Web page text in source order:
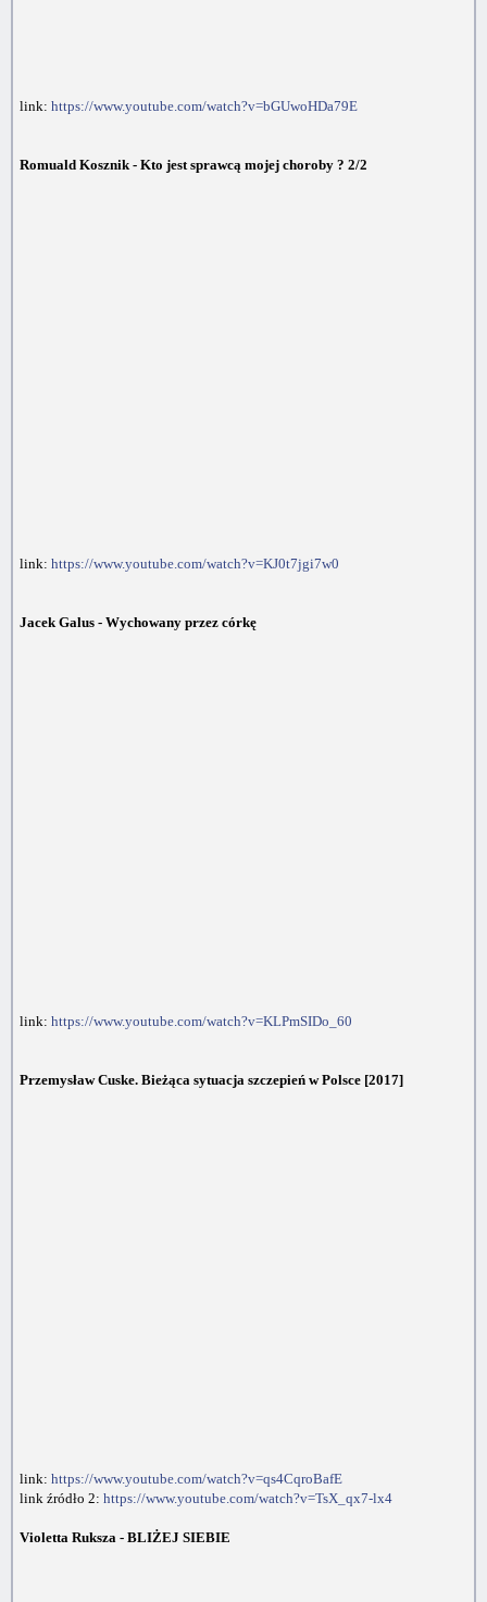
link: https://www.youtube.com/watch?v=bGUwoHDa79E
Romuald Kosznik - Kto jest sprawcą mojej choroby ? 2/2
link: https://www.youtube.com/watch?v=KJ0t7jgi7w0
Jacek Galus - Wychowany przez córkę
link: https://www.youtube.com/watch?v=KLPmSIDo_60
Przemysław Cuske. Bieżąca sytuacja szczepień w Polsce [2017]
link: https://www.youtube.com/watch?v=qs4CqroBafE
link źródło 2: https://www.youtube.com/watch?v=TsX_qx7-lx4
Violetta Ruksza - BLIŻEJ SIEBIE